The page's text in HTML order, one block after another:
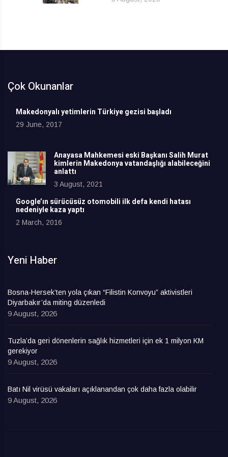
Çok Okunanlar
Makedonyalı yetimlerin Türkiye gezisi başladı
29 June, 2017
Anayasa Mahkemesi eski Başkanı Salih Murat
kimlerin Makedonya vatandaşlığı alabileceğini
anlattı
3 August, 2021
Google’ın sürücüsüz otomobili ilk defa kendi hatası
nedeniyle kaza yaptı
2 March, 2016
Yeni Haber
Bosna-Hersek’ten yola çıkan “Filistin Konvoyu” aktivistleri
Diyarbakır’da miting düzenledi
9 August, 2026
Tuzla’da geri dönenlerin sağlık hizmetleri için ek 1 milyon KM
gerekiyor
9 August, 2026
Batı Nil virüsü vakaları açıklanandan çok daha fazla olabilir
9 August, 2026